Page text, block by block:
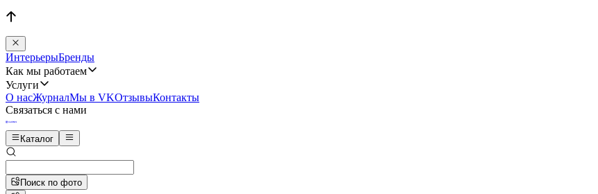
ИнтерьерыБренды
Как мы работаем
Услуги
О насЖурналМы в VKОтзывыКонтакты
Связаться с нами
Каталог
Поиск по фото